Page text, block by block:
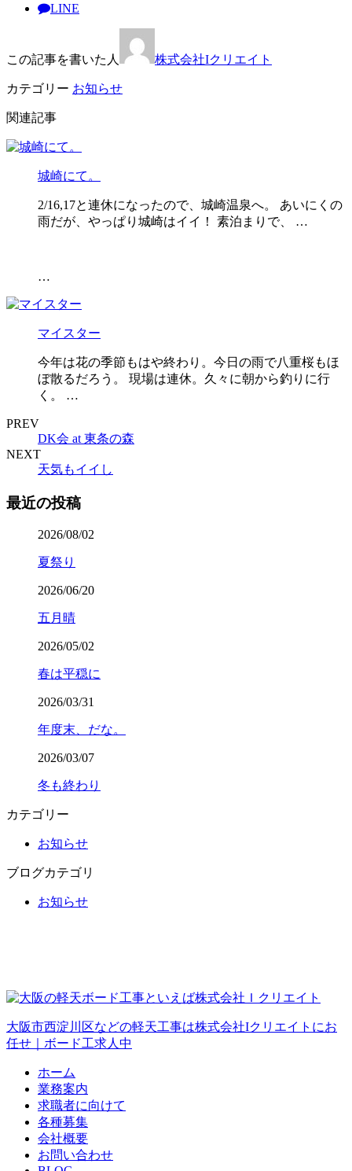
LINE
この記事を書いた人 株式会社Iクリエイト
カテゴリー お知らせ
関連記事
城崎にて。
2/16,17と連休になったので、城崎温泉へ。 あいにくの
雨だが、やっぱり城崎はイイ！ 素泊まりで、 …
…
マイスター
今年は花の季節もはや終わり。今日の雨で八重桜もほ
ぼ散るだろう。 現場は連休。久々に朝から釣りに行
く。 …
PREV
DK会 at 東条の森
NEXT
天気もイイし
最近の投稿
2026/08/02
夏祭り
2026/06/20
五月晴
2026/05/02
春は平穏に
2026/03/31
年度末、だな。
2026/03/07
冬も終わり
カテゴリー
お知らせ
ブログカテゴリ
お知らせ
大阪市西淀川区などの軽天工事は株式会社Iクリエイトにお
任せ｜ボード工求人中
ホーム
業務案内
求職者に向けて
各種募集
会社概要
お問い合わせ